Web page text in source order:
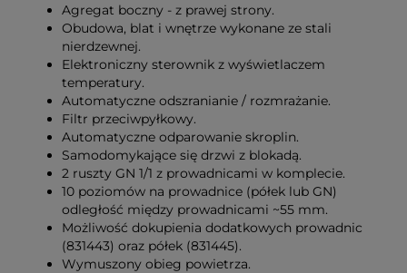
Agregat boczny - z prawej strony.
Obudowa, blat i wnętrze wykonane ze stali
nierdzewnej.
Elektroniczny sterownik z wyświetlaczem
temperatury.
Automatyczne odszranianie / rozmrażanie.
Filtr przeciwpyłkowy.
Automatyczne odparowanie skroplin.
Samodomykające się drzwi z blokadą.
2 ruszty GN 1/1 z prowadnicami w komplecie.
10 poziomów na prowadnice (półek lub GN)
odległość między prowadnicami ~55 mm.
Możliwość dokupienia dodatkowych prowadnic
(831443) oraz półek (831445).
Wymuszony obieg powietrza.